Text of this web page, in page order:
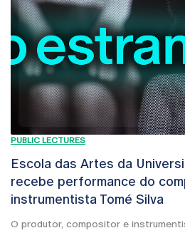
PUBLIC LECTURES
Escola das Artes da
recebe performance do
instrumentista Tomé Silva
O produtor, compositor e